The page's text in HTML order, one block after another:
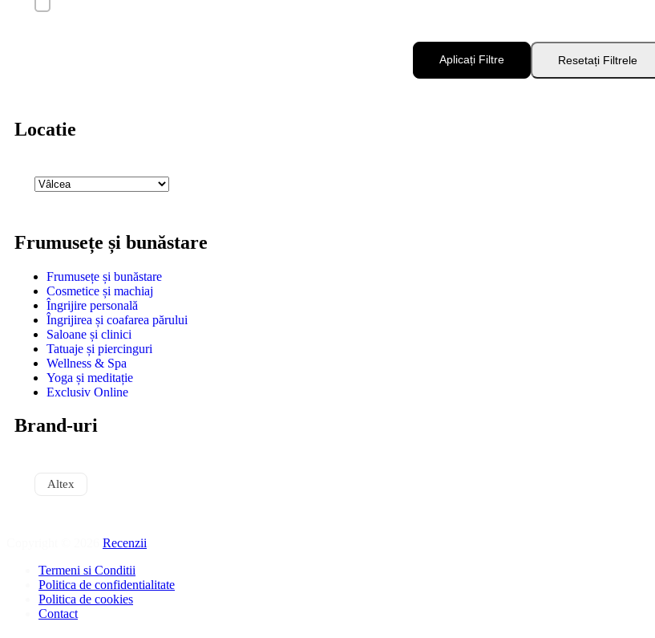
Aplicați Filtre Resetați Filtrele
Locatie
Frumusețe și bunăstare
Frumusețe și bunăstare
Cosmetice și machiaj
Îngrijire personală
Îngrijirea și coafarea părului
Saloane și clinici
Tatuaje și piercinguri
Wellness & Spa
Yoga și meditație
Exclusiv Online
Brand-uri
Altex
Recenzii
Termeni si Conditii
Politica de confidentialitate
Politica de cookies
Contact